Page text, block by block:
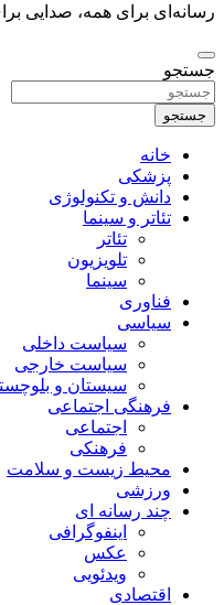
رسانه‌ای برای همه، صدایی
جستجو
جستجو
خانه
پزشکی
دانش و تکنولوژی
تئاتر و سینما
تئاتر
تلویزیون
سینما
فناوری
سیاسی
سیاست داخلی
سیاست خارجی
سیستان و
فرهنگی اجتماعی
اجتماعی
فرهنکی
محیط زیست و سلامت
ورزشی
چند رسانه ای
اینفوگرافی
عکس
ویدئویی
اقتصادی